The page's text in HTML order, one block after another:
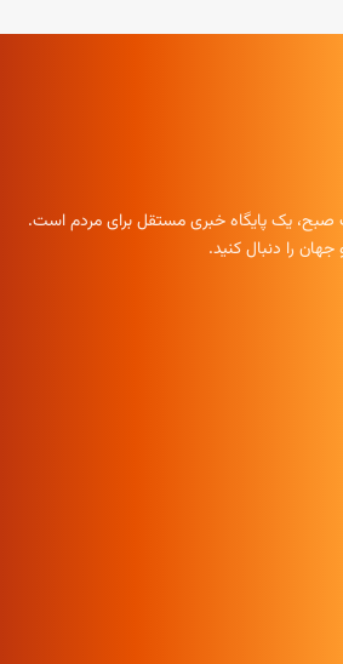
صبح، یک پایگاه خبری مستقل برای مردم است.
را دنبال کنید.